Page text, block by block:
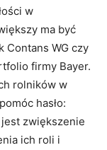
w
ma być
Contans WG czy
firmy Bayer.
rolników w
hasło:
zwiększenie
ich roli i